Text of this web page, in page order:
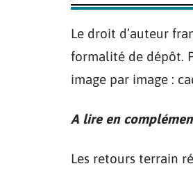
Le droit d’auteur
formalité de dépôt.
image par image :
A lire en
Les retours terrain